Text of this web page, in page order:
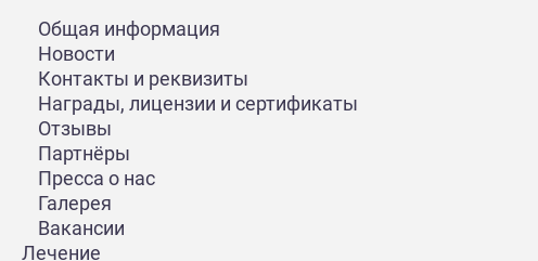
Общая информация
Новости
Контакты и реквизиты
Награды, лицензии и сертификаты
Отзывы
Партнёры
Пресса о нас
Галерея
Вакансии
Лечение
ПОСЕТИЛИ ДОМ
В выходные посетили с коллегами Дом вологодского
искусство и цифровые технологии. Здесь настолько
вертели, нюхали, "разговаривали" с экспонатами,
Успели проследить историю масла от истоков до
могут производить масло под брендом "Вологодское",
сейчас молоко.
Очень интересно, познавательно и интерактивно